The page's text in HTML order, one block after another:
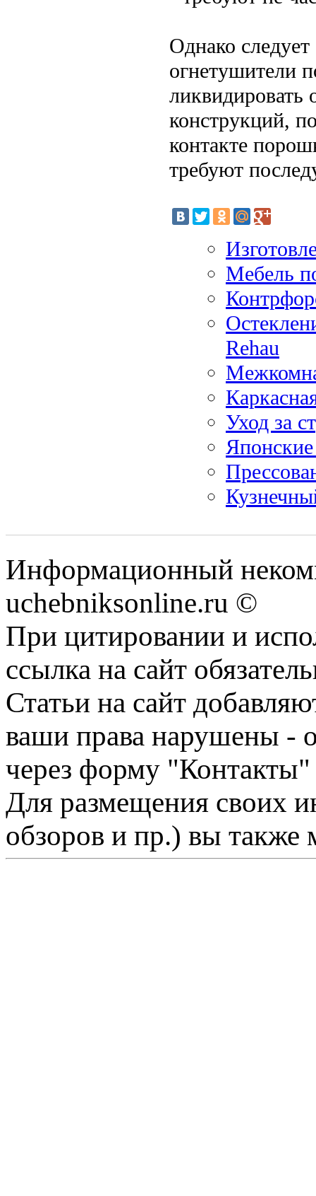
Однако
огнетушители
ликвидировать
конструкций,
контакте
требуют
Мебель
Rehau
Уход за
Японские
Информационный
uchebniksonline.ru ©
При цитировании и
ссылка на сайт
Статьи на сайт
ваши права нарушены -
через форму "Контакты"
Для размещения своих
обзоров и пр.) вы также